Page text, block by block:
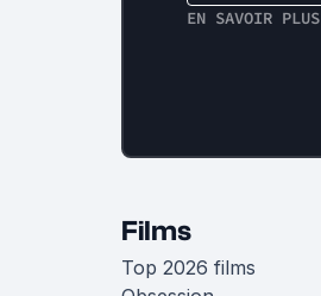
EN SAVOIR PLUS
Films
Top 2026 films